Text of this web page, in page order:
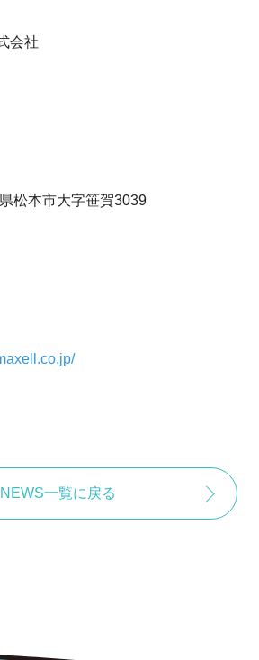
会社
松本市大字笹賀3039
NEWS一覧に戻る